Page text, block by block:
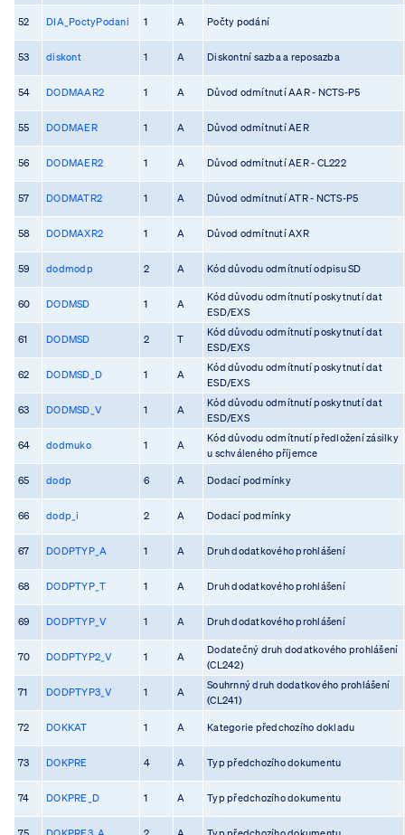
52 DIA_PoctyPodani 1 A Počty podání
53 diskont 1 A Diskontní sazba a reposazba
54 DODMAAR2 1 A Důvod odmítnutí AAR - NCTS-P5
55 DODMAER 1 A Důvod odmítnutí AER
56 DODMAER2 1 A Důvod odmítnutí AER - CL222
57 DODMATR2 1 A Důvod odmítnutí ATR - NCTS-P5
58 DODMAXR2 1 A Důvod odmítnutí AXR
59 dodmodp 2 A Kód důvodu odmítnutí odpisu SD
60 DODMSD 1 A
Kód důvodu odmítnutí poskytnutí dat
ESD/EXS
61 DODMSD 2 T
Kód důvodu odmítnutí poskytnutí dat
ESD/EXS
62 DODMSD_D 1 A
Kód důvodu odmítnutí poskytnutí dat
ESD/EXS
63 DODMSD_V 1 A
Kód důvodu odmítnutí poskytnutí dat
ESD/EXS
64 dodmuko 1 A
Kód důvodu odmítnutí předložení zásilky
u schváleného příjemce
65 dodp 6 A Dodací podmínky
66 dodp_i 2 A Dodací podmínky
67 DODPTYP_A 1 A Druh dodatkového prohlášení
68 DODPTYP_T 1 A Druh dodatkového prohlášení
69 DODPTYP_V 1 A Druh dodatkového prohlášení
70 DODPTYP2_V 1 A
Dodatečný druh dodatkového prohlášení
(CL242)
71 DODPTYP3_V 1 A
Souhrnný druh dodatkového prohlášení
(CL241)
72 DOKKAT 1 A Kategorie předchozího dokladu
73 DOKPRE 4 A Typ předchozího dokumentu
74 DOKPRE_D 1 A Typ předchozího dokumentu